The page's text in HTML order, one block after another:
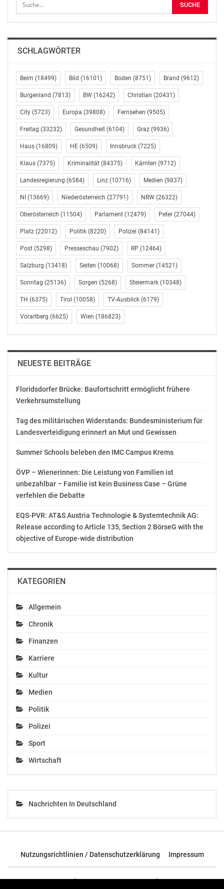
Österreich war“, meint Cox.
nicht schließen lässt. „Wir brauchen ein
Demokratiebudget, das ausschließlich für
Verfügung steht“, fordert die Liste Pilz. Cox schlägt vor,
die Parteienförderung um zwei Prozent zu kürzen und
dieses Geld in das Demokratiebudget fließen zu lassen.
Dadurch sollen parteiunabhängige,
demokratiefördernde Initiativen unterstützt werden.
Die Liste Pilz wird morgen einen entsprechenden
Entschließungsantrag im Parlament einbringen. „Würde
es dieses Budget in Österreich geben, dann müsste
neuwal.com jetzt wohl nicht in eine Pause ohne
absehbares Ende gehen“, hält Cox fest.
Liste Peter Pilz im Parlament
Eva Kellermann
06648818 1042
eva.kellermann@listepilz.at
OTS-ORIGINALTEXT PRESSEAUSSENDUNG UNTER
AUSSCHLIESSLICHER INHALTLICHER VERANTWORTUNG
DES AUSSENDERS. www.ots.at
© Copyright APA-OTS Originaltext-Service GmbH und
der jeweilige Aussender
Gefällt mir:
Ähnliche Beiträge
„Pädagogik-Paket“: Wo
bleibt die
fortschrittliche
Bildungspolitik?
In "Politik"
Demokratie-Monitor
zeigt Einstellungen zu
Staat und
seinenInstitutionen
Liste Pilz: Symbolpolitik
erfolgreiche
Integrationspolitik
November 18, 2018
SCHLAGWÖRTER
Beim (18499) Bild (16101) Boden (8751) Brand (9612)
Burgenland (7813) BW (16242) Christian (20431)
City (5723) Europa (39808) Fernsehen (9505)
Freitag (33232) Gesundheit (6104) Graz (9936)
Haus (16809) HE (6509) Innsbruck (7225)
Klaus (7375) Kriminalität (84375) Kärnten (9712)
Landesregierung (6584) Linz (10716) Medien (9837)
NI (13669) Niederösterreich (27791) NRW (26322)
Oberösterreich (11504) Parlament (12479) Peter (27044)
Platz (22012) Politik (8220) Polizei (84141)
Post (5298) Presseschau (7902) RP (12464)
Salzburg (13418) Seiten (10068) Sommer (14521)
Sonntag (25136) Sorgen (5268) Steiermark (10348)
TH (6375) Tirol (10058) TV-Ausblick (6179)
Vorarlberg (6625) Wien (186823)
NEUESTE BEITRÄGE
Floridsdorfer Brücke: Baufortschritt ermöglicht frühere
Verkehrsumstellung
Tag des militärischen Widerstands: Bundesministerium für
Landesverteidigung erinnert an Mut und Gewissen
Summer Schools beleben den IMC Campus Krems
ÖVP – Wienerinnen: Die Leistung von Familien ist
unbezahlbar – Familie ist kein Business Case – Grüne
verfehlen die Debatte
EQS-PVR: AT&S Austria Technologie & Systemtechnik AG:
Release according to Article 135, Section 2 BörseG with the
objective of Europe-wide distribution
KATEGORIEN
Allgemein
Chronik
Finanzen
Karriere
Kultur
Medien
Politik
Polizei
Sport
Wirtschaft
Nachrichten In Deutschland
Nutzungsrichtlinien / Datenschutzerklärung Impressum
© 2026 - TOP News Österreich - Nachrichten aus Österreich und der